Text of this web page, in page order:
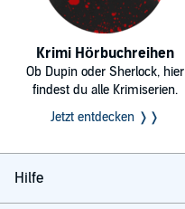
Krimi Hörbuchreihen
Ob Dupin oder Sherlock, hier
findest du alle Krimiserien.
Jetzt entdecken ❭❭
Hilfe